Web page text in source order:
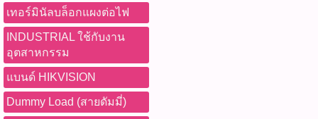
เทอร์มินัลบล็อกแผงต่อไฟ
INDUSTRIAL ใช้กับงาน
อุตสาหกรรม
แบนด์ HIKVISION
Dummy Load (สายดัมมี่)